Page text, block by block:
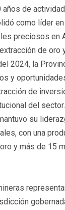
de
como líder
preciosos en
de oro
2024, la
y
de
del
su
con una
y más de 15